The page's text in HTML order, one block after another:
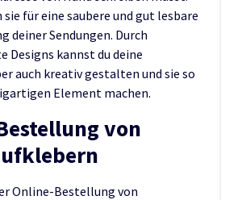
sie für eine saubere und gut lesbare
deiner Sendungen. Durch
Designs kannst du deine
auch kreativ gestalten und sie so
Element machen.
von
Online-Bestellung von